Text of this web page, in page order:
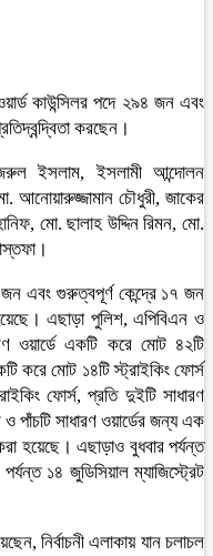
কাউন্সিলর পদে ২৯৪ জন এবং
করছেন।
ইসলাম, ইসলামী আন্দোলন
আনোয়ারুজ্জামান চৌধুরী, জাকের
মো. ছালাহ উদ্দিন রিমন, মো.
জন এবং গুরুত্বপূর্ণ কেন্দ্রে ১৭ জন
এছাড়া পুলিশ, এপিবিএন ও
ওয়ার্ডে একটি করে মোট ৪২টি
করে মোট ১৪টি স্ট্রাইকিং ফোর্স
ফোর্স, প্রতি দুইটি সাধারণ
পাঁচটি সাধারণ ওয়ার্ডের জন্য এক
হয়েছে। এছাড়াও বুধবার পর্যন্ত
১৪ জুডিসিয়াল ম্যাজিস্ট্রেট
নির্বাচনী এলাকায় যান চলাচল